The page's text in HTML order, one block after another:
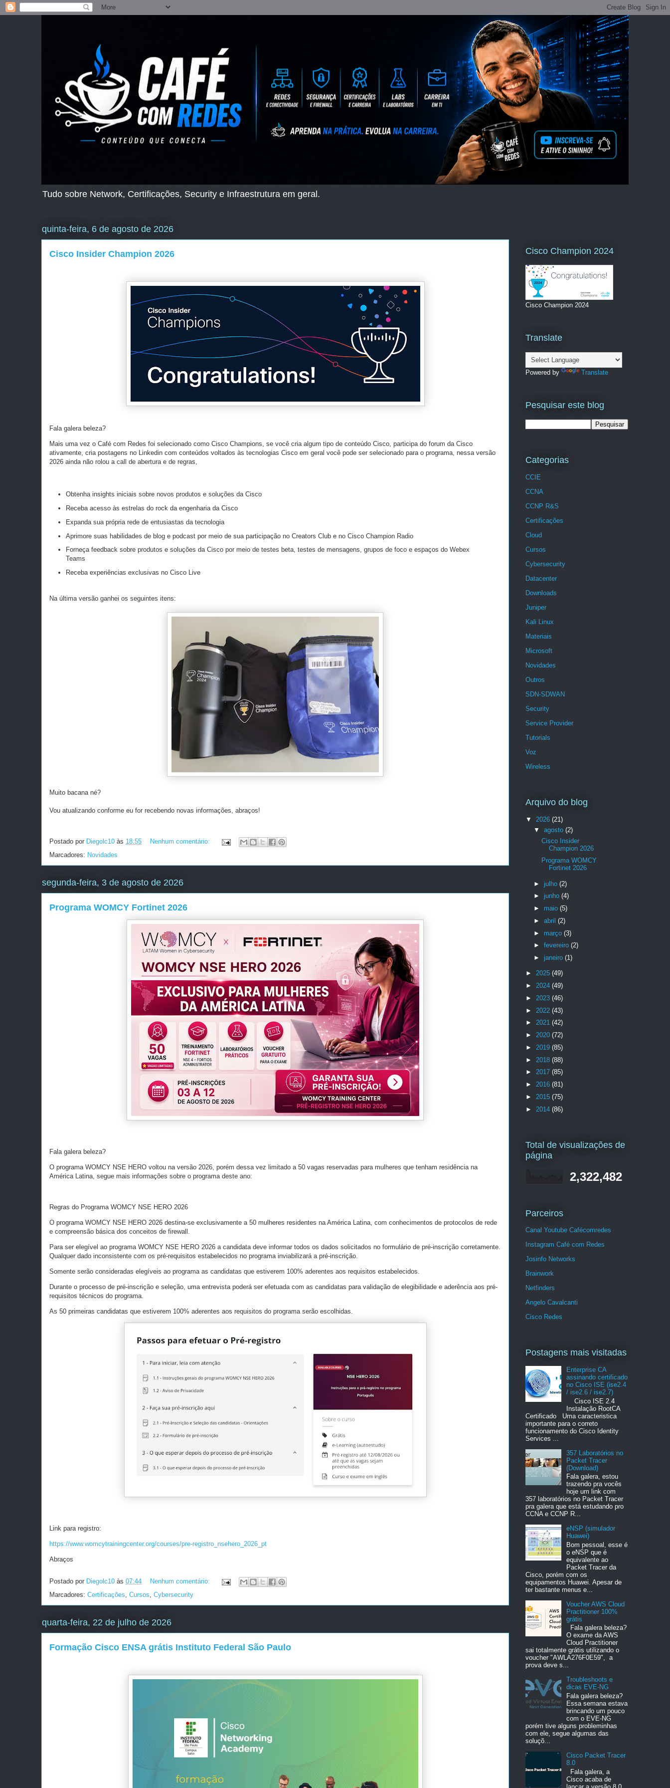
Tudo sobre Network, Certificações, Security e Infraestrutura em geral.
quinta-feira, 6 de agosto de 2026
Cisco Insider Champion 2026
Fala galera beleza?
Mais uma vez o Café com Redes foi selecionado como Cisco Champions, se você cria algum tipo de conteúdo Cisco, participa do forum da Cisco
ativamente, cria postagens no Linkedin com conteúdos voltados às tecnologias Cisco em geral você pode ser selecionado para o programa, nessa versão
2026 ainda não rolou a call de abertura e de regras,
Obtenha insights iniciais sobre novos produtos e soluções da Cisco
Receba acesso às estrelas do rock da engenharia da Cisco
Expanda sua própria rede de entusiastas da tecnologia
Aprimore suas habilidades de blog e podcast por meio de sua participação no Creators Club e no Cisco Champion Radio
Forneça feedback sobre produtos e soluções da Cisco por meio de testes beta, testes de mensagens, grupos de foco e espaços do Webex
Teams
Receba experiências exclusivas no Cisco Live
Na última versão ganhei os seguintes itens:
Muito bacana né?
Vou atualizando conforme eu for recebendo novas informações, abraços!
Postado por Diegolc10 às 18:55
Nenhum comentário:
Marcadores: Novidades
segunda-feira, 3 de agosto de 2026
Programa WOMCY Fortinet 2026
Fala galera beleza?
O programa WOMCY NSE HERO voltou na versão 2026, porém dessa vez limitado a 50 vagas reservadas para mulheres que tenham residência na
América Latina, segue mais informações sobre o programa deste ano:
Regras do Programa WOMCY NSE HERO 2026
O programa WOMCY NSE HERO 2026 destina-se exclusivamente a 50 mulheres residentes na América Latina, com conhecimentos de protocolos de rede
e compreensão básica dos conceitos de firewall.
Para ser elegível ao programa WOMCY NSE HERO 2026 a candidata deve informar todos os dados solicitados no formulário de pré-inscrição corretamente.
Qualquer dado inconsistente com os pré-requisitos estabelecidos no programa inviabilizará a pré-inscrição.
Somente serão consideradas elegíveis ao programa as candidatas que estiverem 100% aderentes aos requisitos estabelecidos.
Durante o processo de pré-inscrição e seleção, uma entrevista poderá ser efetuada com as candidatas para validação de elegibilidade e aderência aos pré-
requisitos técnicos do programa.
As 50 primeiras candidatas que estiverem 100% aderentes aos requisitos do programa serão escolhidas.
Link para registro:
https://www.womcytrainingcenter.org/courses/pre-registro_nsehero_2026_pt
Abraços
Postado por Diegolc10 às 07:44
Nenhum comentário:
Marcadores: Certificações, Cursos, Cybersecurity
quarta-feira, 22 de julho de 2026
Formação Cisco ENSA grátis Instituto Federal São Paulo
Cisco Champion 2024
Cisco Champion 2024
Translate
Powered by Translate
Pesquisar este blog
Categorias
CCIE
CCNA
CCNP R&S
Certificações
Cloud
Cursos
Cybersecurity
Datacenter
Downloads
Juniper
Kali Linux
Materiais
Microsoft
Novidades
Outros
SDN-SDWAN
Security
Service Provider
Tutorials
Voz
Wireless
Arquivo do blog
▼ 2026 (21)
▼ agosto (2)
Cisco Insider
Champion 2026
Programa WOMCY
Fortinet 2026
► julho (2)
► junho (4)
► maio (5)
► abril (2)
► março (3)
► fevereiro (2)
► janeiro (1)
► 2025 (49)
► 2024 (49)
► 2023 (46)
► 2022 (43)
► 2021 (42)
► 2020 (72)
► 2019 (85)
► 2018 (88)
► 2017 (85)
► 2016 (81)
► 2015 (75)
► 2014 (86)
Total de visualizações de
página
2,322,482
Parceiros
Canal Youtube Cafécomredes
Instagram Café com Redes
Josinfo Networks
Brainwork
Netfinders
Angelo Cavalcanti
Cisco Redes
Postagens mais visitadas
Enterprise CA
assinando certificado
no Cisco ISE (ise2.4
/ ise2.6 / ise2.7)
Cisco ISE 2.4
Instalação RootCA
Certificado Uma caracteristica
importante para o correto
funcionamento do Cisco Identity
Services ...
357 Laboratórios no
Packet Tracer
(Download)
Fala galera, estou
trazendo pra vocês
hoje um link com
357 laboratórios no Packet Tracer
pra galera que está estudando pro
CCNA e CCNP R...
eNSP (simulador
Huawei)
Bom pessoal, esse é
o eNSP que é
equivalente ao
Packet Tracer da
Cisco, porém com os
equipamentos Huawei. Apesar de
ter bastante menus e...
Voucher AWS Cloud
Practitioner 100%
grátis
Fala galera beleza?
O exame da AWS
Cloud Practitioner
sai totalmente grátis utilizando o
voucher "AWLA276F0E59", a
prova deve s...
Troubleshoots e
dicas EVE-NG
Fala galera beleza?
Essa semana estava
brincando um pouco
com o EVE-NG
porém tive alguns probleminhas
com ele, segue algumas das
soluçõ...
Cisco Packet Tracer
8.0
Fala galera, a
Cisco acaba de